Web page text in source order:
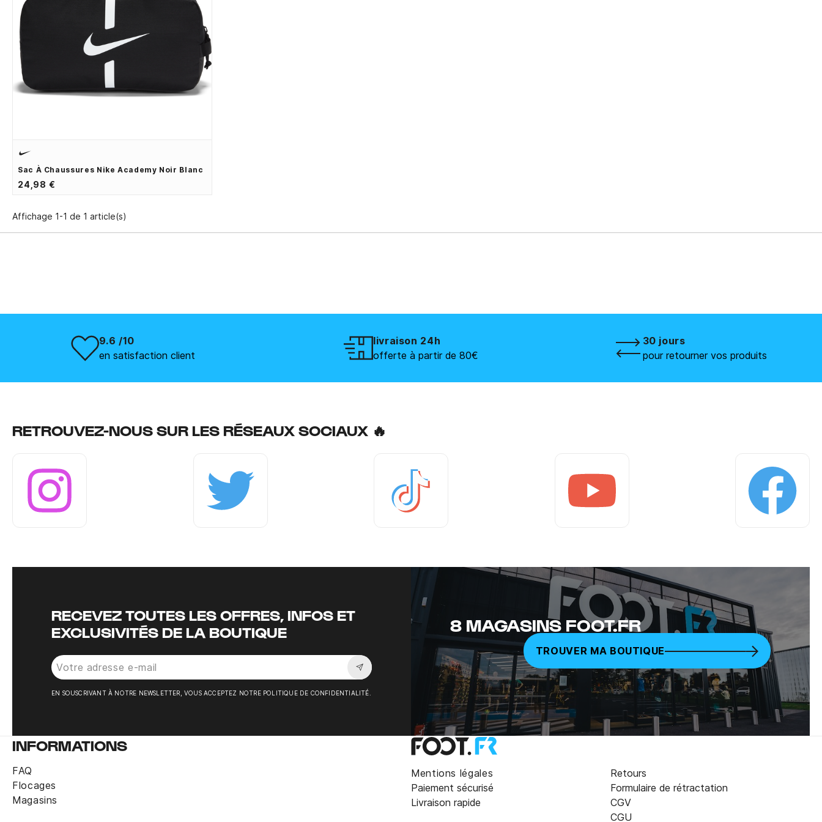
Sac À Chaussures Nike Academy Noir Blanc
24,98 €
Affichage 1-1 de 1 article(s)
9.6 /10
en satisfaction client
livraison 24h
offerte à partir de 80€
30 jours
pour retourner vos produits
RETROUVEZ-NOUS SUR LES RÉSEAUX SOCIAUX 🔥
RECEVEZ TOUTES LES OFFRES, INFOS ET
EXCLUSIVITÉS DE LA BOUTIQUE
Souscrire à la newsletter
EN SOUSCRIVANT À NOTRE NEWSLETTER, VOUS ACCEPTEZ NOTRE POLITIQUE DE CONFIDENTIALITÉ.
8 MAGASINS FOOT.FR
TROUVER MA BOUTIQUE
INFORMATIONS
FAQ
Flocages
Magasins
Mentions légales
Paiement sécurisé
Livraison rapide
Retours
Formulaire de rétractation
CGV
CGU